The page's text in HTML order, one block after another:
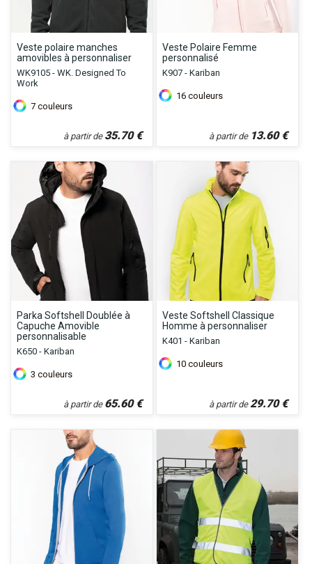
Veste polaire manches
amovibles à personnaliser
WK9105 - WK. Designed To
Work
7 couleurs
à partir de 35.70€
Veste Polaire Femme
personnalisé
K907 - Kariban
16 couleurs
à partir de 13.60€
Parka Softshell Doublée à
Capuche Amovible
personnalisable
K650 - Kariban
3 couleurs
à partir de 65.60€
Veste Softshell Classique
Homme à personnaliser
K401 - Kariban
10 couleurs
à partir de29.70€